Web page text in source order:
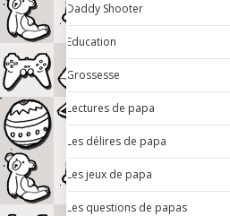
Daddy Shooter
Education
Grossesse
Lectures de papa
Les délires de papa
Les jeux de papa
Les questions de papas